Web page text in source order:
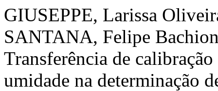
GIUSEPPE, Larissa
SANTANA, Felipe
Transferência de
umidade na determinação